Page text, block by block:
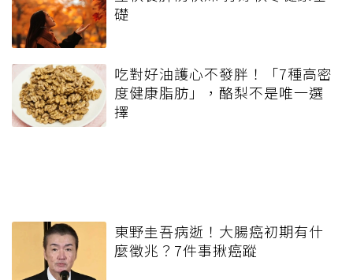
礎
吃對好油護心不發胖！「7種高密
度健康脂肪」，酪梨不是唯一選
擇
東野圭吾病逝！大腸癌初期有什
麼徵兆？7件事揪癌蹤